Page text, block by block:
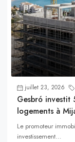
juillet 23, 2026
Gesbró investit
logements à
Le promoteur
investissement...